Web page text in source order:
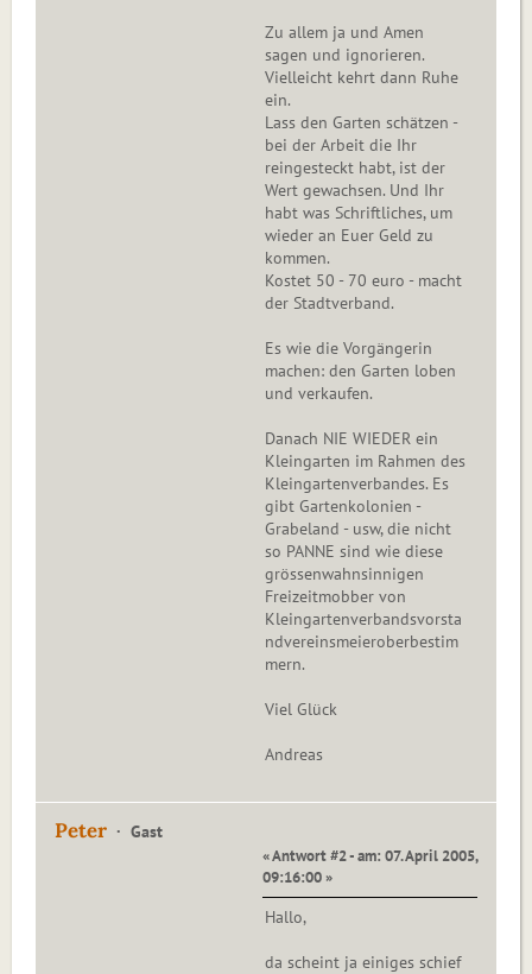
Zu allem ja und Amen
sagen und ignorieren.
Vielleicht kehrt dann Ruhe
ein.
Lass den Garten schätzen -
bei der Arbeit die Ihr
reingesteckt habt, ist der
Wert gewachsen. Und Ihr
habt was Schriftliches, um
wieder an Euer Geld zu
kommen.
Kostet 50 - 70 euro - macht
der Stadtverband.
Es wie die Vorgängerin
machen: den Garten loben
und verkaufen.
Danach NIE WIEDER ein
Kleingarten im Rahmen des
Kleingartenverbandes. Es
gibt Gartenkolonien -
Grabeland - usw, die nicht
so PANNE sind wie diese
grössenwahnsinnigen
Freizeitmobber von
Kleingartenverbandsvorsta
ndvereinsmeieroberbestim
mern.
Viel Glück
Andreas
Peter Gast
« Antwort #2 - am: 07. April 2005,
09:16:00 »
Hallo,
da scheint ja einiges schief